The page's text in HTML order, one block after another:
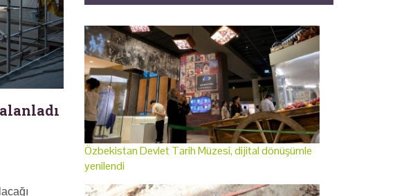
Özbekistan Devlet Tarih Müzesi, dijital dönüşümle
yenilendi